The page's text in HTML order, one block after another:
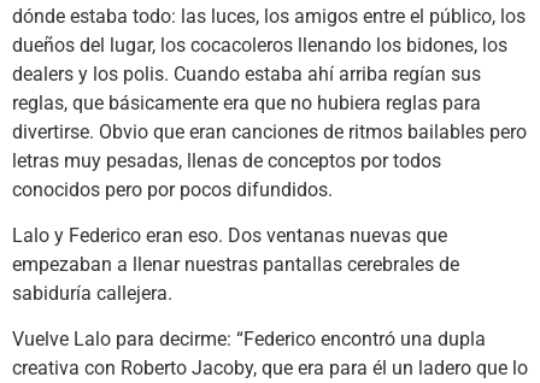
dónde estaba todo: las luces, los amigos entre el público, los
dueños del lugar, los cocacoleros llenando los bidones, los
dealers y los polis. Cuando estaba ahí arriba regían sus
reglas, que básicamente era que no hubiera reglas para
divertirse. Obvio que eran canciones de ritmos bailables pero
letras muy pesadas, llenas de conceptos por todos
conocidos pero por pocos difundidos.
Lalo y Federico eran eso. Dos ventanas nuevas que
empezaban a llenar nuestras pantallas cerebrales de
sabiduría callejera.
Vuelve Lalo para decirme: “Federico encontró una dupla
creativa con Roberto Jacoby, que era para él un ladero que lo